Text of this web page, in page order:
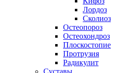
Лордоз
Сколиоз
Остеопороз
Остеохондроз
Плоскостопие
Протрузия
Радикулит
Суставы